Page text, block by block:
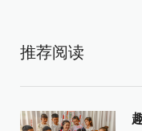
推荐阅读